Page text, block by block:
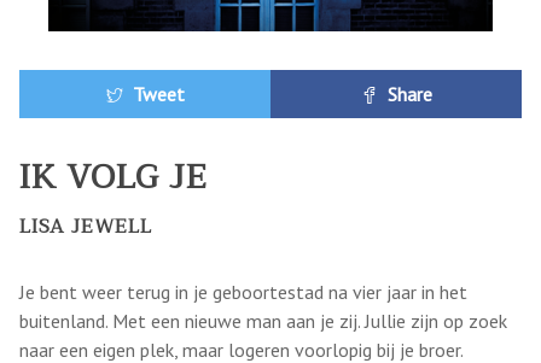
Tweet Share
IK VOLG JE
LISA JEWELL
Je bent weer terug in je geboortestad na vier jaar in het
buitenland. Met een nieuwe man aan je zij. Jullie zijn op zoek
naar een eigen plek, maar logeren voorlopig bij je broer.